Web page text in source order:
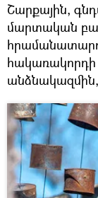
Շարքային,
մարտական
հակառակորդի